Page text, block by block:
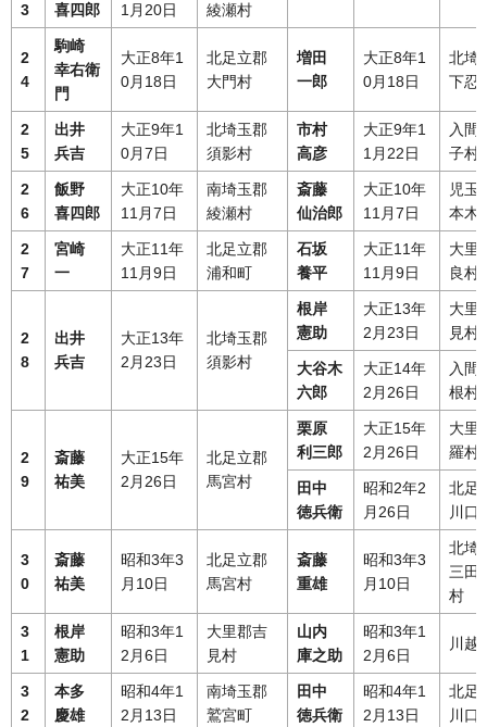
3
喜四郎
1月20日
綾瀬村
2
4
駒崎
幸右衛
門
大正8年1
0月18日
北足立郡
大門村
増田
一郎
大正8年1
0月18日
北埼
下忍
2
5
出井
兵吉
大正9年1
0月7日
北埼玉郡
須影村
市村
高彦
大正9年1
1月22日
入間
子村
2
6
飯野
喜四郎
大正10年
11月7日
南埼玉郡
綾瀬村
斎藤
仙治郎
大正10年
11月7日
児玉
本木
2
7
宮崎
一
大正11年
11月9日
北足立郡
浦和町
石坂
養平
大正11年
11月9日
大里
良村
2
8
出井
兵吉
大正13年
2月23日
北埼玉郡
須影村
根岸
憲助
大正13年
2月23日
大里
見村
大谷木
六郎
大正14年
2月26日
入間
根村
2
9
斎藤
祐美
大正15年
2月26日
北足立郡
馬宮村
栗原
利三郎
大正15年
2月26日
大里
羅村
田中
徳兵衛
昭和2年2
月26日
北足
川口
3
0
斎藤
祐美
昭和3年3
月10日
北足立郡
馬宮村
斎藤
重雄
昭和3年3
月10日
北埼
三田
村
3
1
根岸
憲助
昭和3年1
2月6日
大里郡吉
見村
山内
庫之助
昭和3年1
2月6日
川越
3
2
本多
慶雄
昭和4年1
2月13日
南埼玉郡
鷲宮町
田中
徳兵衛
昭和4年1
2月13日
北足
川口